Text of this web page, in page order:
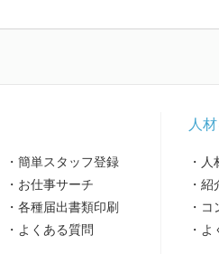
・簡単スタッフ登録
・お仕事サーチ
・各種届出書類印刷
・よくある質問
人
・
・
・
・